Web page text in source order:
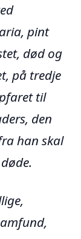
pint
død og
på tredje
til
den
han skal